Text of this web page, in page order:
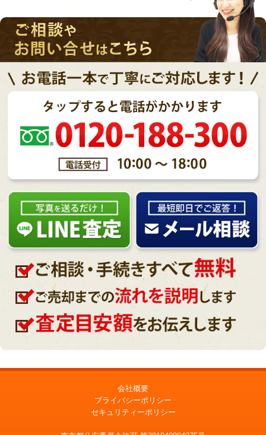
会社概要
プライバシーポリシー
セキュリティーポリシー